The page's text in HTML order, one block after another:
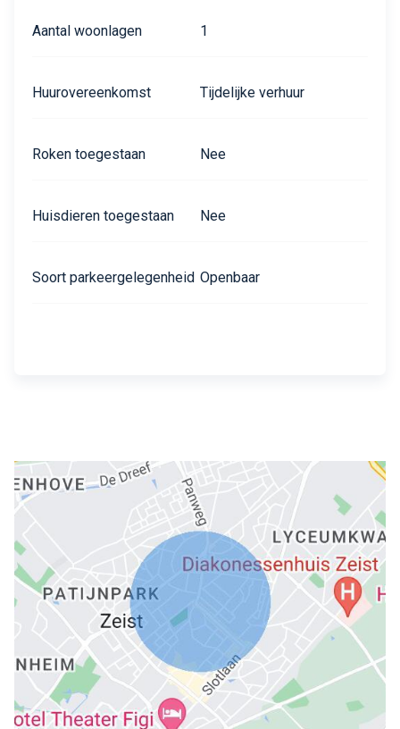
Aantal woonlagen 1
Huurovereenkomst Tijdelijke verhuur
Roken toegestaan Nee
Huisdieren toegestaan Nee
Soort parkeergelegenheid Openbaar